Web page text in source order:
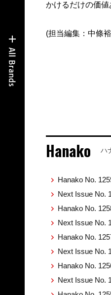
かけるだけの価値
(担当編集：中條
Hanako ハ
Hanako No.
Next Issue No.
Hanako No.
Next Issue No.
Hanako No.
Next Issue No.
Hanako No.
Next Issue No.